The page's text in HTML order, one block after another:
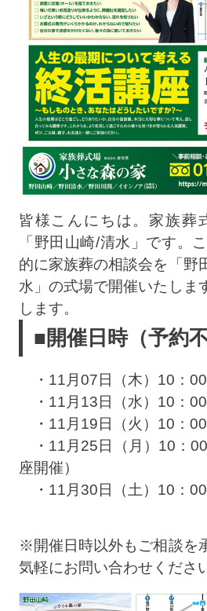
皆様こんにちは。家族葬
「野田山崎/清水」です。
的に家族葬の相談会を「野
水」の式場で開催いたしま
します。
■開催日時（予約不
・11月07日（木）10：
・11月13日（水）10：
・11月19日（火）10：
・11月25日（月）10：
座開催）
・11月30日（土）10：
※開催日時以外もご相談を
気軽にお問い合わせくださ